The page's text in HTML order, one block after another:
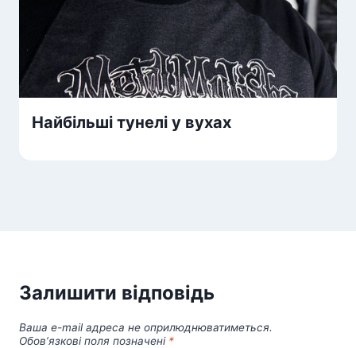
Найбільші тунелі у вухах
Залишити відповідь
Ваша e-mail адреса не оприлюднюватиметься.
Обов’язкові поля позначені *